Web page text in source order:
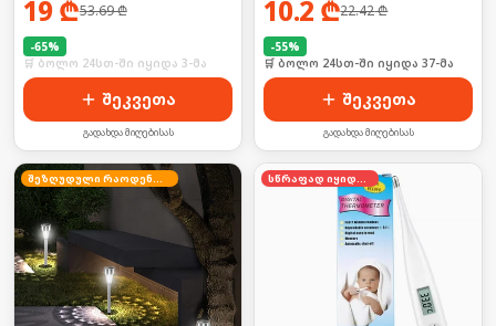
19 ₾53.69₾
-65%
🛒 ბოლო 24სთ-ში იყიდა 3-მა
შეკვეთა
გადახდა მიღებისას
10.2 ₾22.42₾
-55%
🛒 ბოლო 24სთ-ში იყიდა 37-მა
შეკვეთა
გადახდა მიღებისას
შეზღუდული რაოდენობა სწრაფად იყიდება